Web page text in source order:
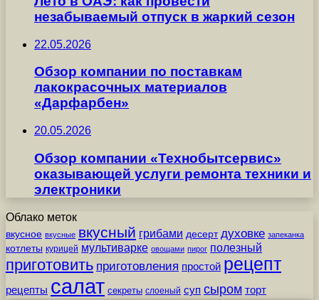
незабываемый отпуск в жаркий сезон
22.05.2026
Обзор компании по поставкам
лакокрасочных материалов
«Дарфарбен»
20.05.2026
Обзор компании «Технобытсервис»
оказывающей услуги ремонта техники и
электроники
Облако меток
вкусное вкусные вкусный грибами десерт духовке запеканка
котлеты курицей мультиварке овощами пирог полезный
приготовить приготовления простой рецепт
рецепты салат секреты слоеный суп сыром торт